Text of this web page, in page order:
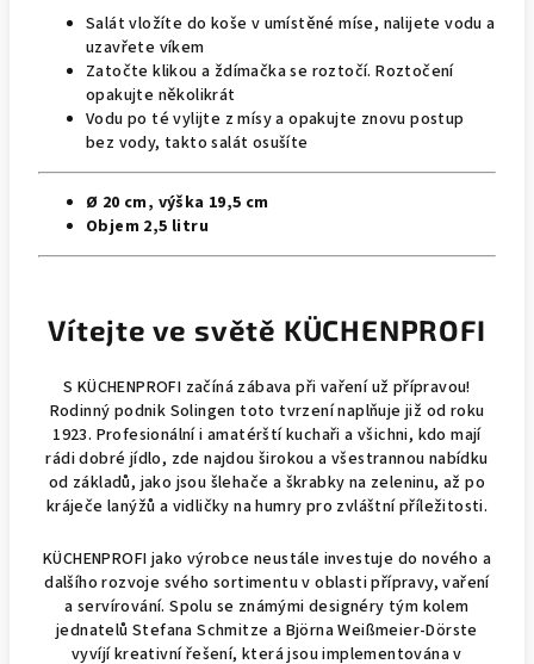
Salát vložíte do koše v umístěné míse, nalijete vodu a
uzavřete víkem
Zatočte klikou a ždímačka se roztočí. Roztočení
opakujte několikrát
Vodu po té vylijte z mísy a opakujte znovu postup
bez vody, takto salát osušíte
Ø 20 cm, výška 19,5 cm
Objem 2,5 litru
Vítejte ve světě KÜCHENPROFI
S KÜCHENPROFI začíná zábava při vaření už přípravou!
Rodinný podnik Solingen toto tvrzení naplňuje již od roku
1923. Profesionální i amatérští kuchaři a všichni, kdo mají
rádi dobré jídlo, zde najdou širokou a všestrannou nabídku
od základů, jako jsou šlehače a škrabky na zeleninu, až po
kráječe lanýžů a vidličky na humry pro zvláštní příležitosti.
KÜCHENPROFI jako výrobce neustále investuje do nového a
dalšího rozvoje svého sortimentu v oblasti přípravy, vaření
a servírování. Spolu se známými designéry tým kolem
jednatelů Stefana Schmitze a Björna Weißmeier-Dörste
vyvíjí kreativní řešení, která jsou implementována v